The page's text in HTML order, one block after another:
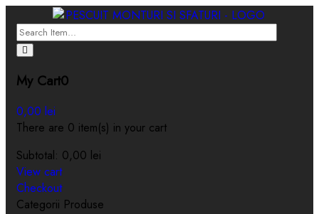
My Cart0
0,00 lei
There are 0 item(s) in your cart
Subtotal: 0,00 lei
View cart
Checkout
Categorii Produse